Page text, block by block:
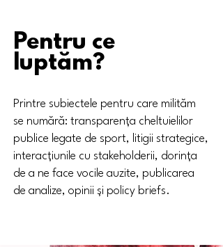
Pentru ce
luptăm?
Printre subiectele pentru care milităm
se numără: transparența cheltuielilor
publice legate de sport, litigii strategice,
interacțiunile cu stakeholderii, dorința
de a ne face vocile auzite, publicarea
de analize, opinii și policy briefs.